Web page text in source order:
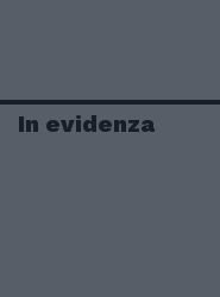
In evidenza